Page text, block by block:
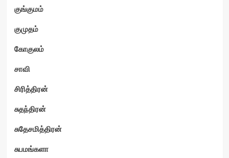
குங்குமம்
குமுதம்
கோகுலம்
சாவி
சிரித்திரன்
சுதந்திரன்
சுதேசமித்திரன்
சுபமங்களா